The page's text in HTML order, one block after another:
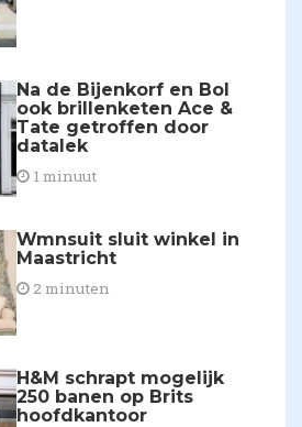
Na de Bijenkorf en Bol
ook brillenketen Ace &
Tate getroffen door
datalek
1 minuut
Wmnsuit sluit winkel in
Maastricht
2 minuten
H&M schrapt mogelijk
250 banen op Brits
hoofdkantoor